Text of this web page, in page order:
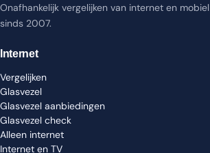
Onafhankelijk vergelijken van internet en mobiel
sinds 2007.
Internet
Vergelijken
Glasvezel
Glasvezel aanbiedingen
Glasvezel check
Alleen internet
Internet en TV